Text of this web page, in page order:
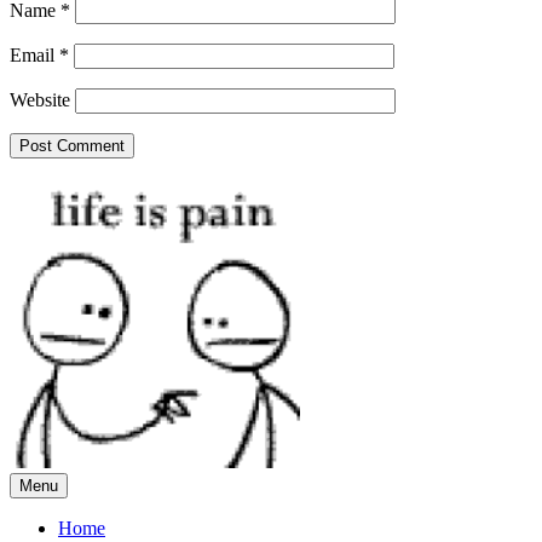
Name *
Email *
Website
Menu
Home